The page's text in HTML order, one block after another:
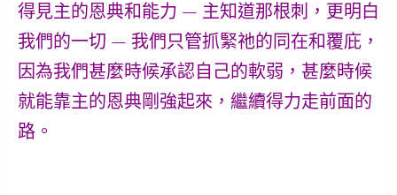
得見主的恩典和能力 — 主知道那根刺，更明白
我們的一切 — 我們只管抓緊祂的同在和覆庇，
因為我們甚麼時候承認自己的軟弱，甚麼時候
就能靠主的恩典剛強起來，繼續得力走前面的
路。